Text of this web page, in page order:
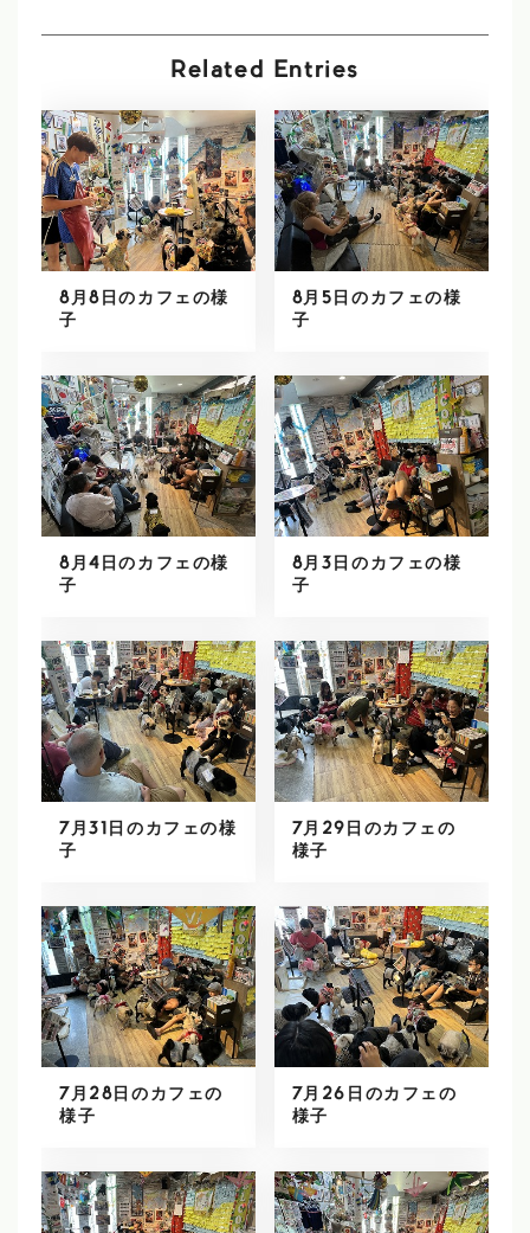
Related Entries
8月8日のカフェの様
子
8月5日のカフェの様
子
8月4日のカフェの様
子
8月3日のカフェの様
子
7月31日のカフェの様
子
7月29日のカフェの
様子
7月28日のカフェの
様子
7月26日のカフェの
様子